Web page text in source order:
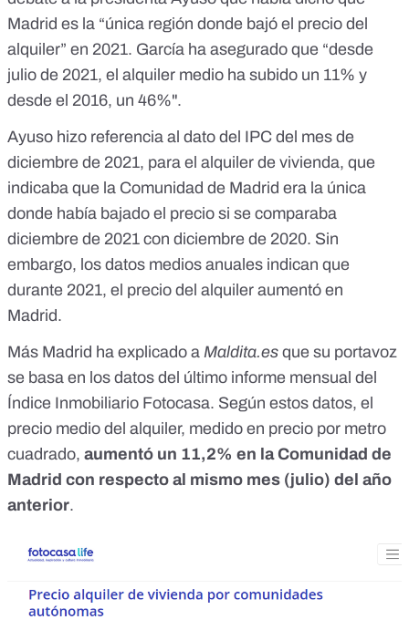
Madrid es la “única región donde bajó el precio del
alquiler” en 2021. García ha asegurado que “desde
julio de 2021, el alquiler medio ha subido un 11% y
desde el 2016, un 46%".
Ayuso hizo referencia al dato del IPC del mes de
diciembre de 2021, para el alquiler de vivienda, que
indicaba que la Comunidad de Madrid era la única
donde había bajado el precio si se comparaba
diciembre de 2021 con diciembre de 2020. Sin
embargo, los datos medios anuales indican que
durante 2021, el precio del alquiler aumentó en
Madrid.
Más Madrid ha explicado a Maldita.es que su portavoz
se basa en los datos del último informe mensual del
Índice Inmobiliario Fotocasa. Según estos datos, el
precio medio del alquiler, medido en precio por metro
cuadrado, aumentó un 11,2% en la Comunidad de
Madrid con respecto al mismo mes (julio) del año
anterior.